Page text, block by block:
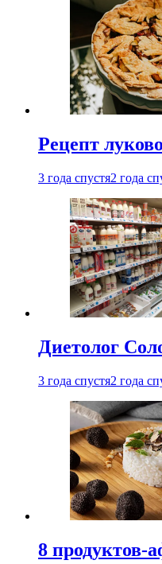
Рецепт
3 года спустя2 года
Диетолог
3 года спустя2 года
8 продуктов-